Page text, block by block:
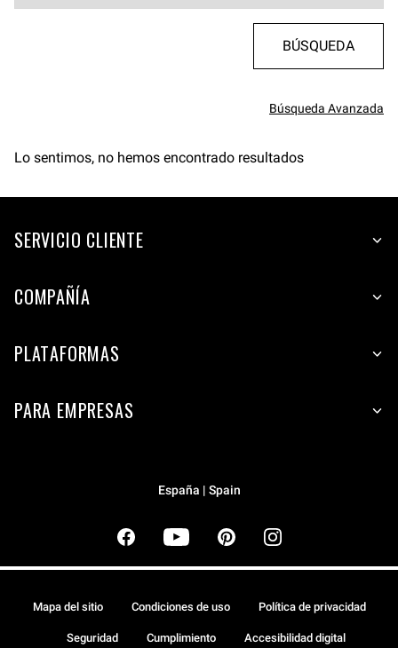
Búsqueda Avanzada
Lo sentimos, no hemos encontrado resultados
SERVICIO CLIENTE
COMPAÑÍA
PLATAFORMAS
PARA EMPRESAS
España | Spain
Mapa del sitio Condiciones de uso Política de privacidad
Seguridad Cumplimiento Accesibilidad digital